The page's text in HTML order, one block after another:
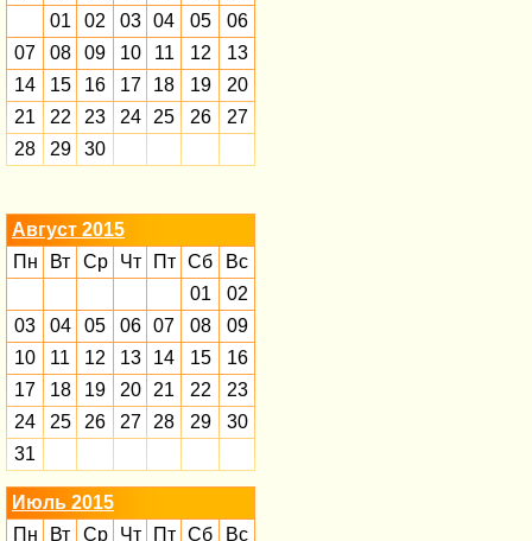
01
02 03 04 05
06
07
08 09 10 11 12
13
14
15 16 17 18 19
20
21
22 23 24 25 26
27
28
29 30
Август 2015
Пн
Вт Ср Чт Пт Сб
Вс
01
02
03
04 05 06 07 08
09
10
11 12 13 14 15
16
17
18 19 20 21 22
23
24
25 26 27 28 29
30
31
Июль 2015
Пн
Вт Ср Чт Пт Сб
Вс